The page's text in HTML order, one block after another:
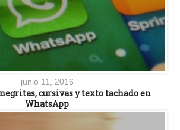
junio 11, 2016
cursivas y texto tachado en
WhatsApp